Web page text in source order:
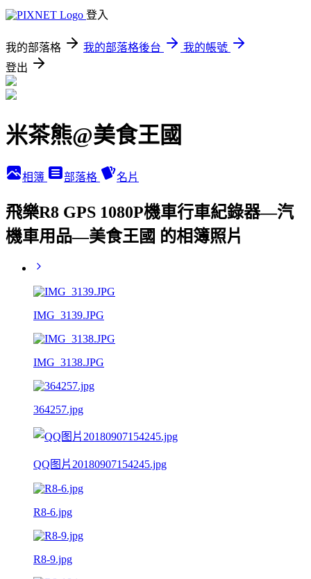
登入
我的部落格 我的部落格後台
我的帳號
登出
米茶熊@美食王國
相簿 部落格 名片
飛樂R8 GPS 1080P機車行車紀錄器—汽
機車用品—美食王國 的相簿照片
IMG_3139.JPG
IMG_3138.JPG
364257.jpg
QQ图片20180907154245.jpg
R8-6.jpg
R8-9.jpg